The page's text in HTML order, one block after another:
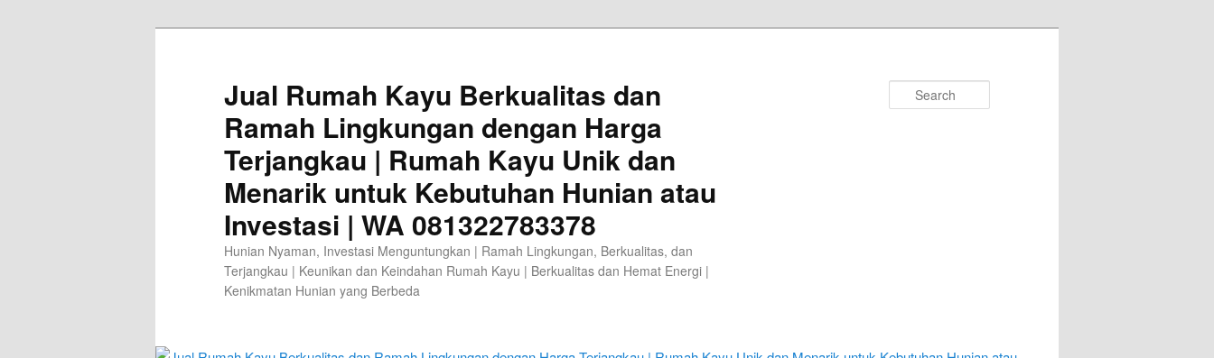
Jual Rumah Kayu Berkualitas dan
Ramah Lingkungan dengan Harga
Terjangkau | Rumah Kayu Unik dan
Menarik untuk Kebutuhan Hunian atau
Investasi | WA 081322783378
Hunian Nyaman, Investasi Menguntungkan | Ramah Lingkungan, Berkualitas, dan
Terjangkau | Keunikan dan Keindahan Rumah Kayu | Berkualitas dan Hemat Energi |
Kenikmatan Hunian yang Berbeda